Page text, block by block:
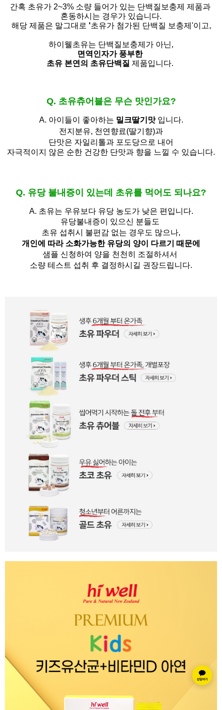
간혹 초유가 2~3% 소량 들어가 있는 단백질보충제 제품과
혼동하시는 경우가 있습니다.
해당 제품은 말그대로 '초유가 첨가된 단백질 보충제'이고,
하이웰초유는 단백질보충제가 아닌,
면역인자가 풍부한
초유 본연의 초유단백질 제품입니다.
Q. 초유츄어블은 무슨 맛인가요?
A. 아이들이 좋아하는 밀크딸기맛입니다.
전지분유, 천연향료(딸기향)과
단맛은 자일리톨과 포도당으로 내어
자극적이지 않은 순한 건강한 단맛과 향을 느낄 수 있습니다.
Q. 유당 불내증이 있는데 초유를 먹어도 되나요?
A. 초유는 우유보다 유당 농도가 낮은 편입니다.
유당불내증이 있으신 분들도
초유 섭취시 불편감 없는 경우도 많으나,
개인에 따라 소화가능한 유당의 양이 다르기 때문에
샘플 신청하여 양을 천천히 조절하셔서
소량 테스트 섭취 후 결정하시길 권장드립니다.